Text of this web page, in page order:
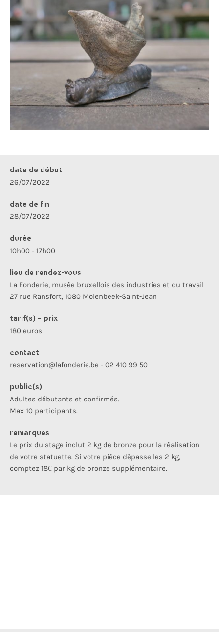
date de début
26/07/2022
date de fin
28/07/2022
durée
10h00 - 17h00
lieu de rendez-vous
La Fonderie, musée bruxellois des industries et du travail
27 rue Ransfort, 1080 Molenbeek-Saint-Jean
tarif(s) - prix
180 euros
contact
reservation@lafonderie.be - 02 410 99 50
public(s)
Adultes débutants et confirmés.
Max 10 participants.
remarques
Le prix du stage inclut 2 kg de bronze pour la réalisation
de votre statuette. Si votre pièce dépasse les 2 kg,
comptez 18€ par kg de bronze supplémentaire.